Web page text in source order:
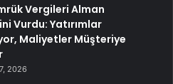
Vergileri Alman
Vurdu: Yatırımlar
Maliyetler Müşteriye
2026